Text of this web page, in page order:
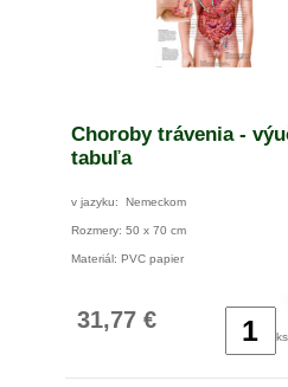
Choroby trávenia -
tabuľa
v jazyku: Nemeckom
Rozmery: 50 x 70 cm
Materiál: PVC papier
31,77 €
ks